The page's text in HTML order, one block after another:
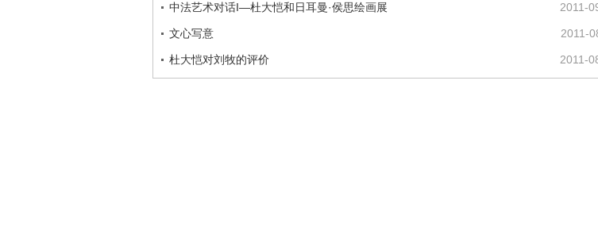
2011-
中法艺术对话I—杜大恺和日耳曼·侯思绘画展
2011-
文心写意
2011-
杜大恺对刘牧的评价